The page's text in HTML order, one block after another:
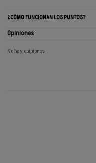
¿CÓMO FUNCIONAN LOS PUNTOS?
Opiniones
No hay opiniones